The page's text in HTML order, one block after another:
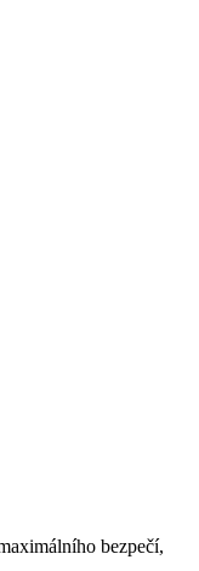
bezpečí,